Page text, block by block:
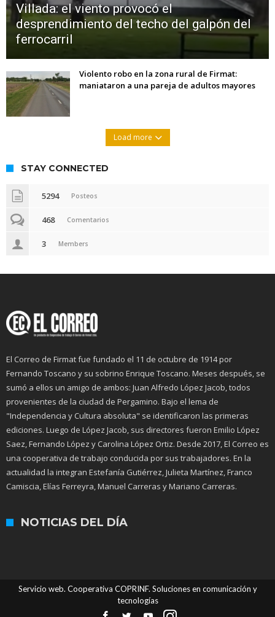
Villada: el viento provocó el
desprendimiento del techo del galpón del
ferrocarril
Violento robo en la zona rural de Firmat:
maniataron a una pareja de adultos mayores
Load more
STAY CONNECTED
5294 Posteos
468 Comentarios
3 Members
El Correo de Firmat fue fundado el 11 de octubre de 1914 por
Fernando Toscano y su sobrino Enrique Toscano. Meses después, se
sumó a ellos un amigo de ambos: Juan Alfredo López Jacob, todos
provenientes de la ciudad de Pergamino. Bajo el lema de
"Independencia y Cultura absoluta" se identificaron las primeras
ediciones. Luego de López Jacob, sus directores fueron Emilio López
Saez, Fernando López y Carolina López Ortiz. Desde 2017, El Correo es
una cooperativa de trabajo conducida por sus trabajadores. En la
actualidad la integran Estefanía Gutiérrez, Julieta Martínez, Franco
Camiscia, Elías Ferreyra, Manuel Carreras y Mariano Carreras.
NOTICIAS DEL DÍA
Servicio web. Cooperativa COPRINF. Soluciones en comunicación y
tecnologías